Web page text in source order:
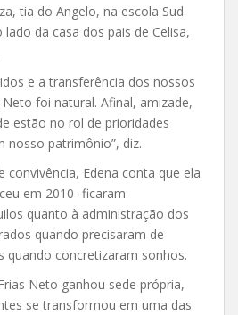
tia do Angelo, na escola Sud
da casa dos pais de Celisa,
e a transferência dos nossos
foi natural. Afinal, amizade,
estão no rol de prioridades
nosso patrimônio”, diz.
convivência, Edena conta que ela
em 2010 -ficaram
quanto à administração dos
quando precisaram de
quando concretizaram sonhos.
Neto ganhou sede própria,
se transformou em uma das